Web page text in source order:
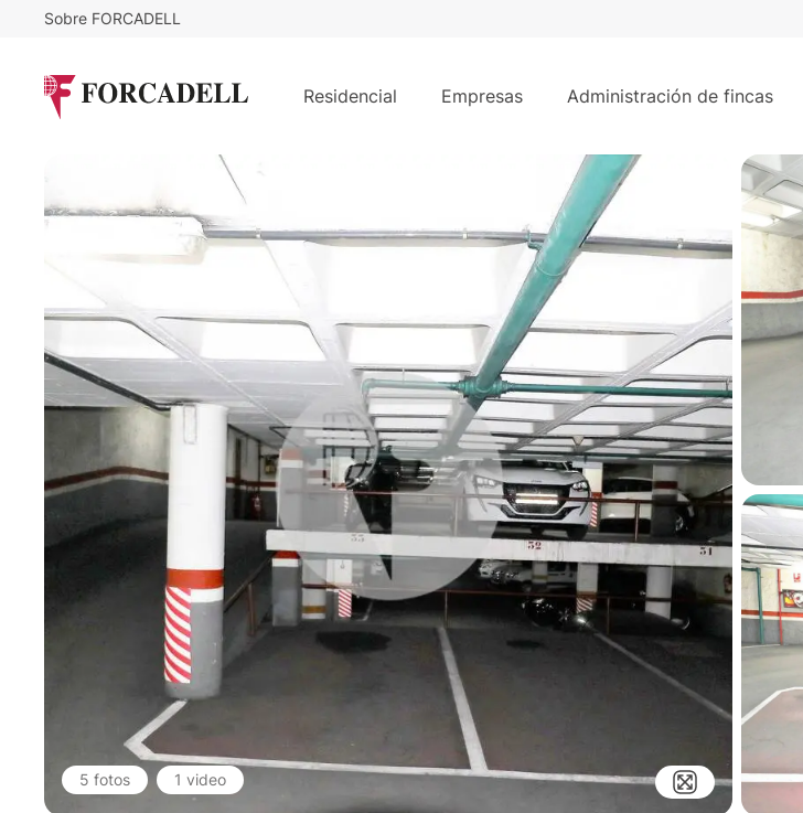
Sobre FORCADELL
Residencial Empresas Administración de fincas
Plaza de parking en venta en la calle Novell, barrio de Les Corts de la
5 fotos 1 video